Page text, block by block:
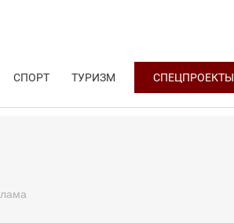
СПОРТ ТУРИЗМ СПЕЦПРОЕКТЫ